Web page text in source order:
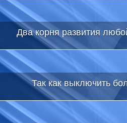
Два корня развития
Так как выключить